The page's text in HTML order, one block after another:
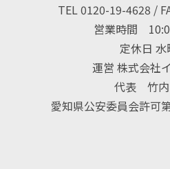
TEL 0120-19-4628 /
営業時間
定休日 水
運営 株式会社
代表 竹内
愛知県公安委員会許可